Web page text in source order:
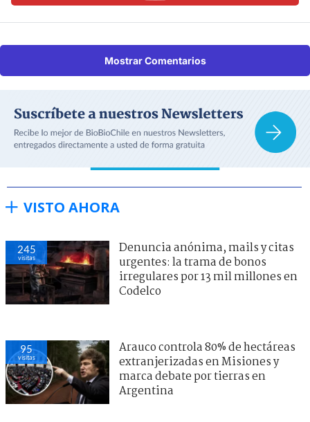
Mostrar Comentarios
VISTO AHORA
245
visitas
Denuncia anónima, mails y citas
urgentes: la trama de bonos
irregulares por 13 mil millones en
Codelco
95
visitas
Arauco controla 80% de hectáreas
extranjerizadas en Misiones y
marca debate por tierras en
Argentina